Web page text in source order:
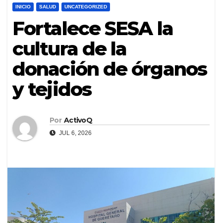
INICIO SALUD UNCATEGORIZED
Fortalece SESA la
cultura de la
donación de órganos
y tejidos
Por ActivoQ
JUL 6, 2026